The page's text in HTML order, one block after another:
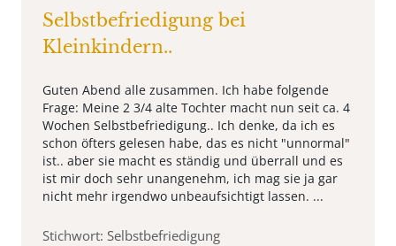
Selbstbefriedigung bei
Kleinkindern..
Guten Abend alle zusammen. Ich habe folgende
Frage: Meine 2 3/4 alte Tochter macht nun seit ca. 4
Wochen Selbstbefriedigung.. Ich denke, da ich es
schon öfters gelesen habe, das es nicht "unnormal"
ist.. aber sie macht es ständig und überrall und es
ist mir doch sehr unangenehm, ich mag sie ja gar
nicht mehr irgendwo unbeaufsichtigt lassen. ...
Stichwort: Selbstbefriedigung